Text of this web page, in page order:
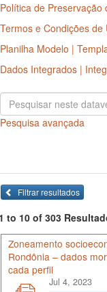
Política de Preservação
Termos e Condições
Planilha Modelo |
Dados Integrados |
Pesquisa avançada
Filtrar resultados
to 10 of 303
Zoneamento
Rondônia – dados
cada perfil
Jul 4, 2023